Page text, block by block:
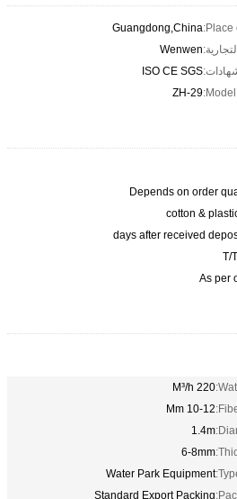
Place
Guangdong,China
Wenwen
ISO CE SGS
ZH-29
Depends on order
cotton &
T/
As per
220 M³/h
10-12 Mm
1.4m
6-8mm
Water Park Equipment
Standard Export Packing